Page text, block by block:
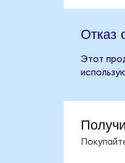
Отказ
Этот